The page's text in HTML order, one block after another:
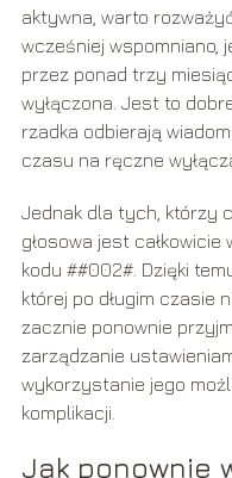
aktywna, warto
wcześniej wspomniano,
przez ponad trzy
wyłączona. Jest to
rzadka odbierają
czasu na ręczne
Jednak dla tych, którzy
głosowa jest
kodu ##002#. Dzięki
której po długim czasie
zacznie ponownie
zarządzanie
wykorzystanie jego
komplikacji.
Jak ponownie